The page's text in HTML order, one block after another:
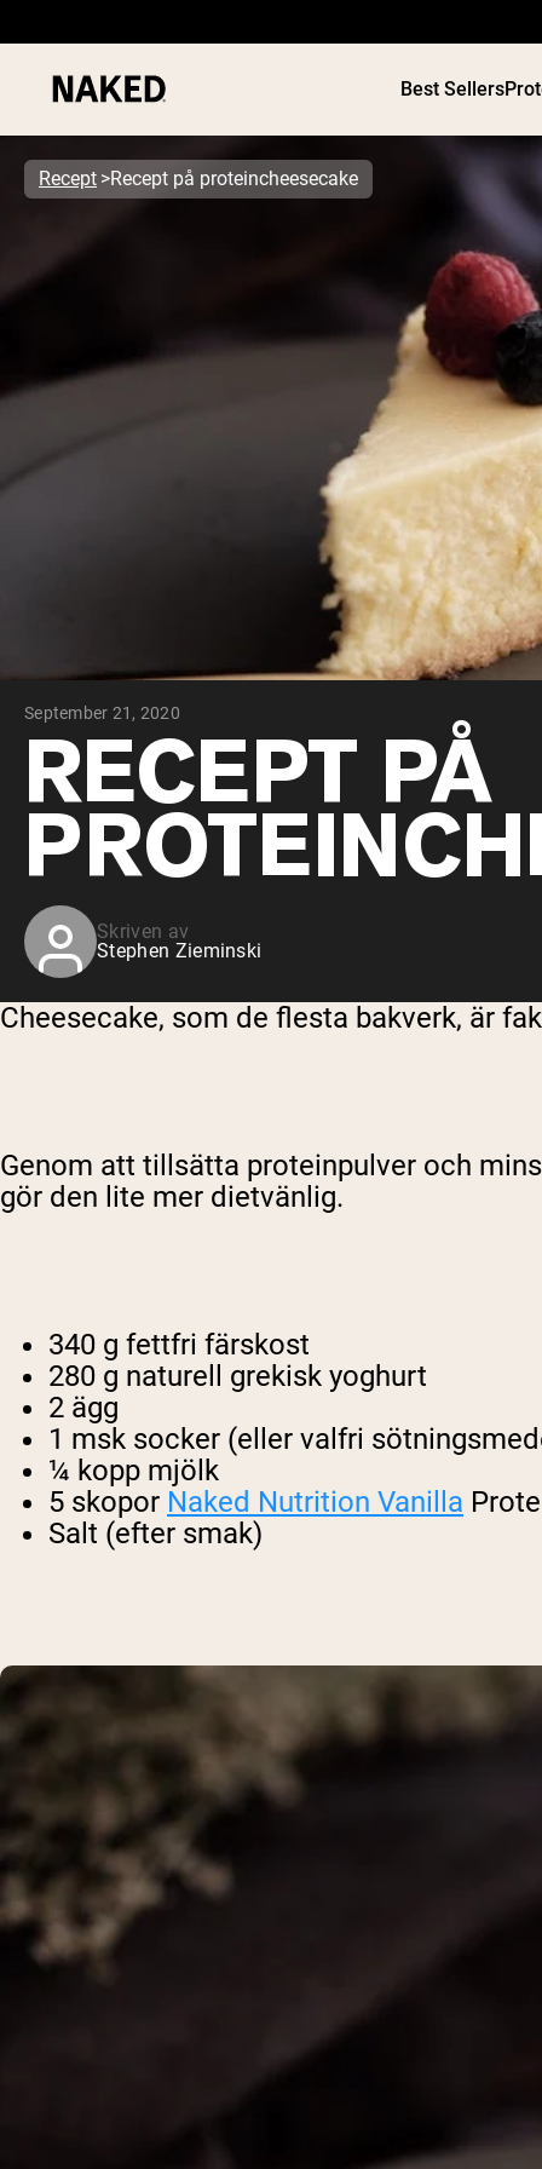
Best Sellers
Populära söktermer
”Overnight Oats“
”Vegan protein“
PROTEIN
Recept Recept på proteincheesecake
September 21, 2020
RECEPT PÅ
Skriven av
Stephen Zieminski
Cheesecake, som de flesta bakverk, är
Genom att tillsätta proteinpulver och
gör den lite mer dietvänlig.
340 g fettfri färskost
280 g naturell grekisk yoghurt
2 ägg
1 msk socker (eller valfri
¼ kopp mjölk
5 skopor Naked Nutrition Vanilla
Salt (efter smak)